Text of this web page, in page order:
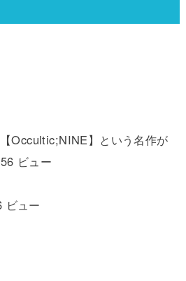
Occultic;NINE】という名作が
ビュー
ビュー